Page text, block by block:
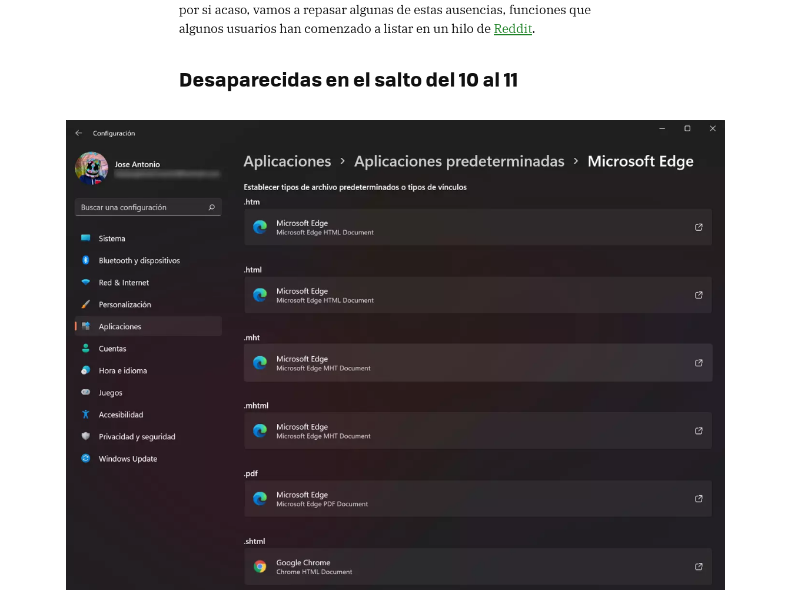
por si acaso, vamos a repasar algunas de estas ausencias, funciones que
algunos usuarios han comenzado a listar en un hilo de Reddit.
Desaparecidas en el salto del 10 al 11